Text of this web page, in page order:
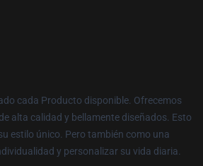
cada Producto disponible. Ofrecemos
alta calidad y bellamente diseñados. Esto
estilo único. Pero también como una
y personalizar su vida diaria.